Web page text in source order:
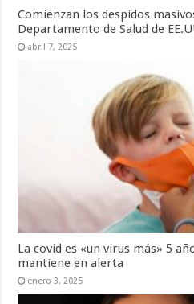
Comienzan los despidos
Departamento de Salud de
abril 7, 2025
La covid es «un virus más» 5
mantiene en alerta
enero 3, 2025